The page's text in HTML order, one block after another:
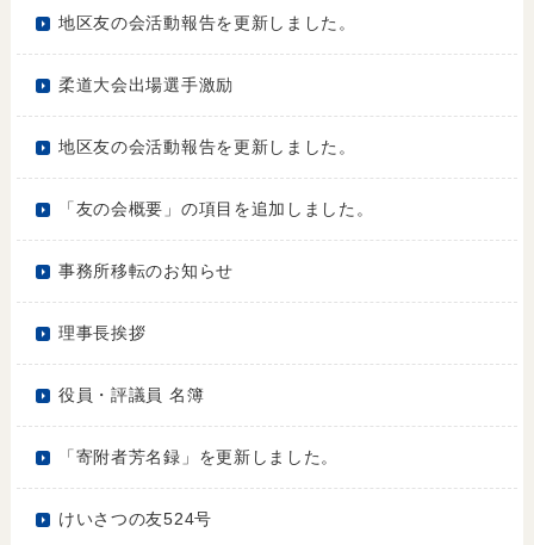
地区友の会活動報告を更新しました。
柔道大会出場選手激励
地区友の会活動報告を更新しました。
「友の会概要」の項目を追加しました。
事務所移転のお知らせ
理事長挨拶
役員・評議員 名簿
「寄附者芳名録」を更新しました。
けいさつの友524号